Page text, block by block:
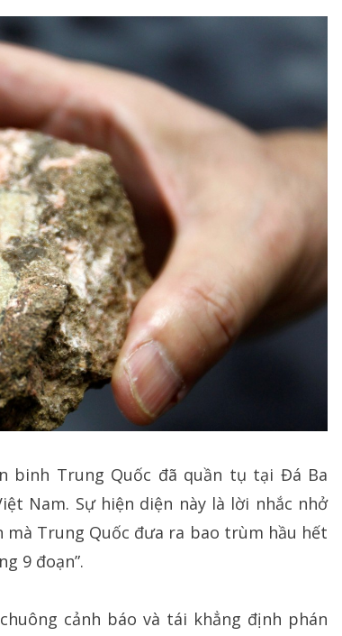
binh Trung Quốc đã quần tụ tại Đá Ba
Nam. Sự hiện diện này là lời nhắc nhở
mà Trung Quốc đưa ra bao trùm hầu hết
9 đoạn”.
cảnh báo và tái khẳng định phán